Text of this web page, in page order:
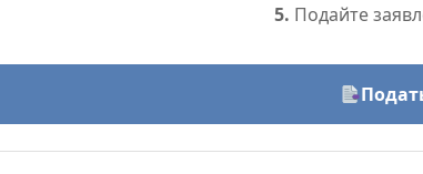
5. Подайте